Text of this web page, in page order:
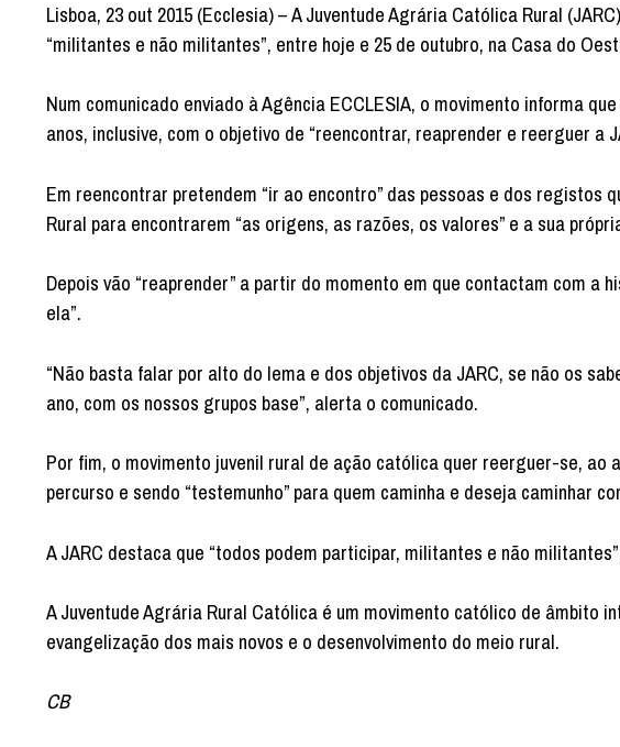
Lisboa, 23 out 2015 (Ecclesia) – A Juventude Agrária Católica Rural
“militantes e não militantes”, entre hoje e 25 de outubro, na Casa do
Num comunicado enviado à Agência ECCLESIA, o movimento informa
anos, inclusive, com o objetivo de “reencontrar, reaprender e reerguer a
Em reencontrar pretendem “ir ao encontro” das pessoas e dos
Rural para encontrarem “as origens, as razões, os valores” e a sua
Depois vão “reaprender” a partir do momento em que contactam com a
ela”.
“Não basta falar por alto do lema e dos objetivos da JARC, se não os
ano, com os nossos grupos base”, alerta o comunicado.
Por fim, o movimento juvenil rural de ação católica quer reerguer-se, ao
percurso e sendo “testemunho” para quem caminha e deseja caminhar
A JARC destaca que “todos podem participar, militantes e não
A Juventude Agrária Rural Católica é um movimento católico de âmbito
evangelização dos mais novos e o desenvolvimento do meio rural.
CB